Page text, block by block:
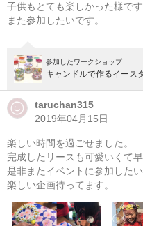
子供もとても楽しかった様です
また参加したいです。
参加したワークショップ
キャンドルで作るイース
taruchan315
2019年04月15日
楽しい時間を過ごせました。
完成したリースも可愛いくて
是非またイベントに参加したい
楽しい企画待ってます。